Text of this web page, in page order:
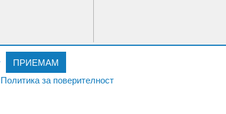
ПРИЕМАМ
Политика за поверителност
Copyright © 2026 Ксениум ООД. Всички права запазени.
XeniumCompany.com